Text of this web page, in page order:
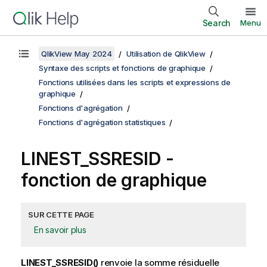
Search Menu
QlikView May 2024
Utilisation de QlikView
Syntaxe des scripts et fonctions de graphique
Fonctions utilisées dans les scripts et expressions de
graphique
Fonctions d'agrégation
Fonctions d'agrégation statistiques
LINEST_SSRESID -
fonction de graphique
SUR CETTE PAGE
En savoir plus
LINEST_SSRESID() renvoie la somme résiduelle